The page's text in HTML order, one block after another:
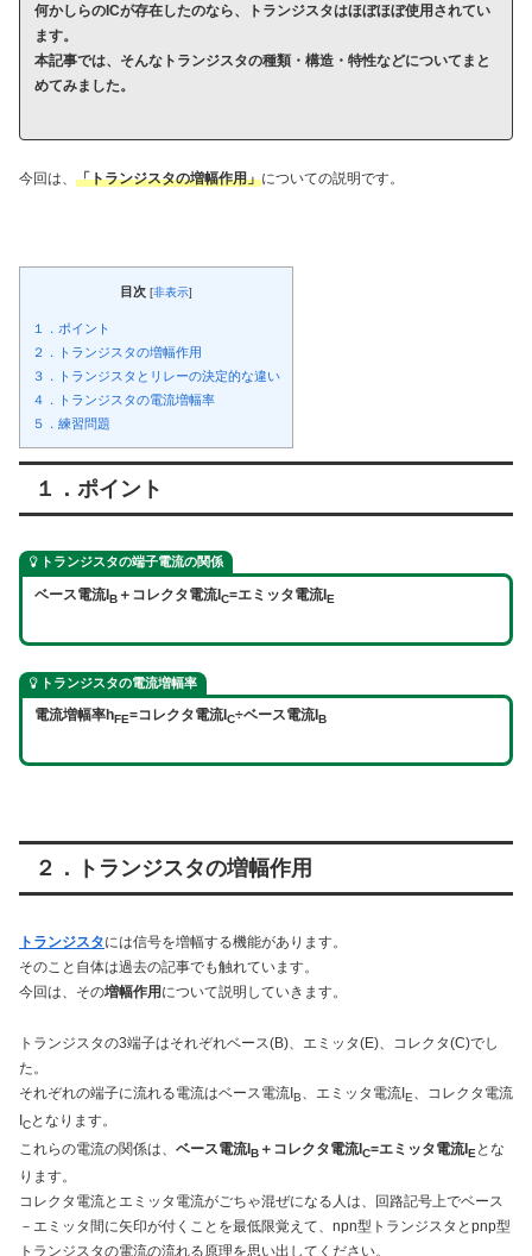
何かしらの ICが存在したのなら、トランジスタはほぼほぼ使用されてい
ます。
本記事では、そんなトランジスタの種類・構造・特性などについてまと
めてみました。
今回は、 「トランジスタの増幅作用」についての説明です。
目次 [非表示]
１．ポイント
２．トランジスタの増幅作用
３．トランジスタとリレーの決定的な違い
４．トランジスタの電流増幅率
５．練習問題
１．ポイント
トランジスタの端子電流の関係
ベース電流IB＋コレクタ電流IC=エミッタ電流IE
トランジスタの電流増幅率
電流増幅率hFE=コレクタ電流IC÷ベース電流IB
２．トランジスタの増幅作用
トランジスタには信号を増幅する機能があります。
そのこと自体は過去の記事でも触れています。
今回は、その増幅作用 について説明していきます。
トランジスタの3端子はそれぞれベース(B)、エミッタ(E)、コレクタ(C)でし
た。
それぞれの端子に流れる電流はベース電流I B、エミッタ電流I E、コレクタ電流
Cとなります。
これらの電流の関係は、 ベース電流IB ＋コレクタ電流IC=エミッタ電流IEとな
ります。
コレクタ電流とエミッタ電流がごちゃ混ぜになる人は、回路記号上でベース
－エミッタ間に矢印が付くことを最低限覚えて、npn型トランジスタとpnp型
トランジスタの電流の流れる原理を思い出してください。